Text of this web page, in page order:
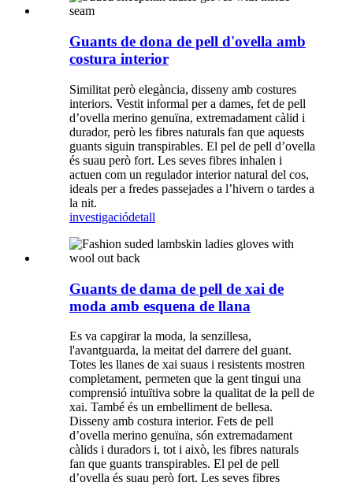
Guants de dona de pell d'ovella amb
costura interior
Similitat però elegància, disseny amb costures
interiors. Vestit informal per a dames, fet de pell
d’ovella merino genuïna, extremadament càlid i
durador, però les fibres naturals fan que aquests
guants siguin transpirables. El pel de pell d’ovella
és suau però fort. Les seves fibres inhalen i
actuen com un regulador interior natural del cos,
ideals per a fredes passejades a l’hivern o tardes a
la nit.
investigaciódetall
Guants de dama de pell de xai de
moda amb esquena de llana
Es va capgirar la moda, la senzillesa,
l'avantguarda, la meitat del darrere del guant.
Totes les llanes de xai suaus i resistents mostren
completament, permeten que la gent tingui una
comprensió intuïtiva sobre la qualitat de la pell de
xai. També és un embelliment de bellesa.
Disseny amb costura interior. Fets de pell
d’ovella merino genuïna, són extremadament
càlids i duradors i, tot i això, les fibres naturals
fan que guants transpirables. El pel de pell
d’ovella és suau però fort. Les seves fibres